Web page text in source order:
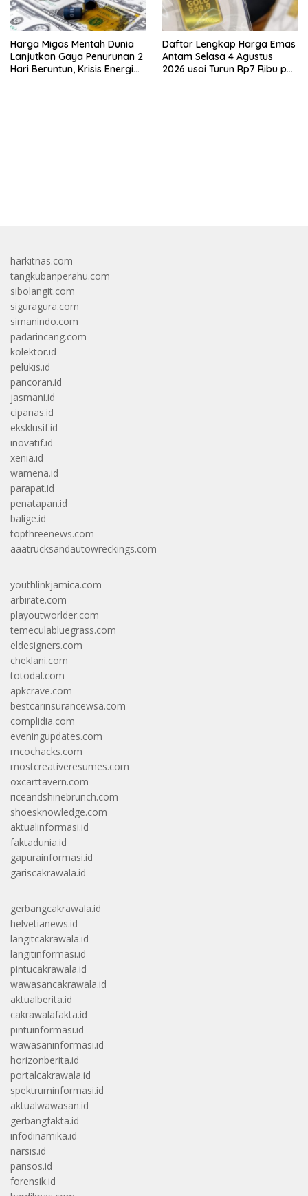
Harga Migas Mentah Dunia
Lanjutkan Gaya Penurunan 2
Hari Beruntun, Krisis Energi
Daftar Lengkap Harga Emas
Antam Selasa 4 Agustus
2026 usai Turun Rp7 Ribu per
harkitnas.com
tangkubanperahu.com
sibolangit.com
siguragura.com
simanindo.com
padarincang.com
kolektor.id
pelukis.id
pancoran.id
jasmani.id
cipanas.id
eksklusif.id
inovatif.id
xenia.id
wamena.id
parapat.id
penatapan.id
balige.id
topthreenews.com
aaatrucksandautowreckings.com
youthlinkjamica.com
arbirate.com
playoutworlder.com
temeculabluegrass.com
eldesigners.com
cheklani.com
totodal.com
apkcrave.com
bestcarinsurancewsa.com
complidia.com
eveningupdates.com
mcochacks.com
mostcreativeresumes.com
oxcarttavern.com
riceandshinebrunch.com
shoesknowledge.com
aktualinformasi.id
faktadunia.id
gapurainformasi.id
gariscakrawala.id
gerbangcakrawala.id
helvetianews.id
langitcakrawala.id
langitinformasi.id
pintucakrawala.id
wawasancakrawala.id
aktualberita.id
cakrawalafakta.id
pintuinformasi.id
wawasaninformasi.id
horizonberita.id
portalcakrawala.id
spektruminformasi.id
aktualwawasan.id
gerbangfakta.id
infodinamika.id
narsis.id
pansos.id
forensik.id